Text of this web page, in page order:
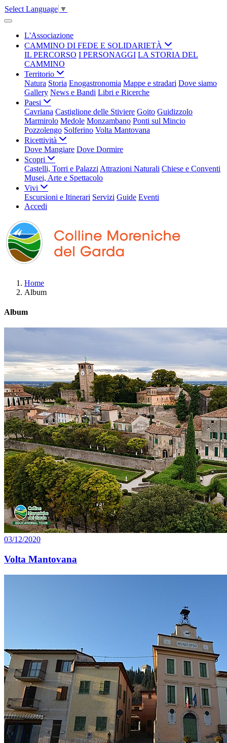
Select Language ▼
L'Associazione
CAMMINO DI FEDE E SOLIDARIETÀ
IL PERCORSO I PERSONAGGI LA STORIA DEL
CAMMINO
Territorio
Natura Storia Enogastronomia Mappe e stradari Dove siamo
Gallery News e Bandi Libri e Ricerche
Paesi
Cavriana Castiglione delle Stiviere Goito Guidizzolo
Marmirolo Medole Monzambano Ponti sul Mincio
Pozzolengo Solferino Volta Mantovana
Ricettività
Dove Mangiare Dove Dormire
Scopri
Castelli, Torri e Palazzi Attrazioni Naturali Chiese e Conventi
Musei, Arte e Spettacolo
Vivi
Escursioni e Itinerari Servizi Guide Eventi
Accedi
Home
Album
Album
03/12/2020
Volta Mantovana